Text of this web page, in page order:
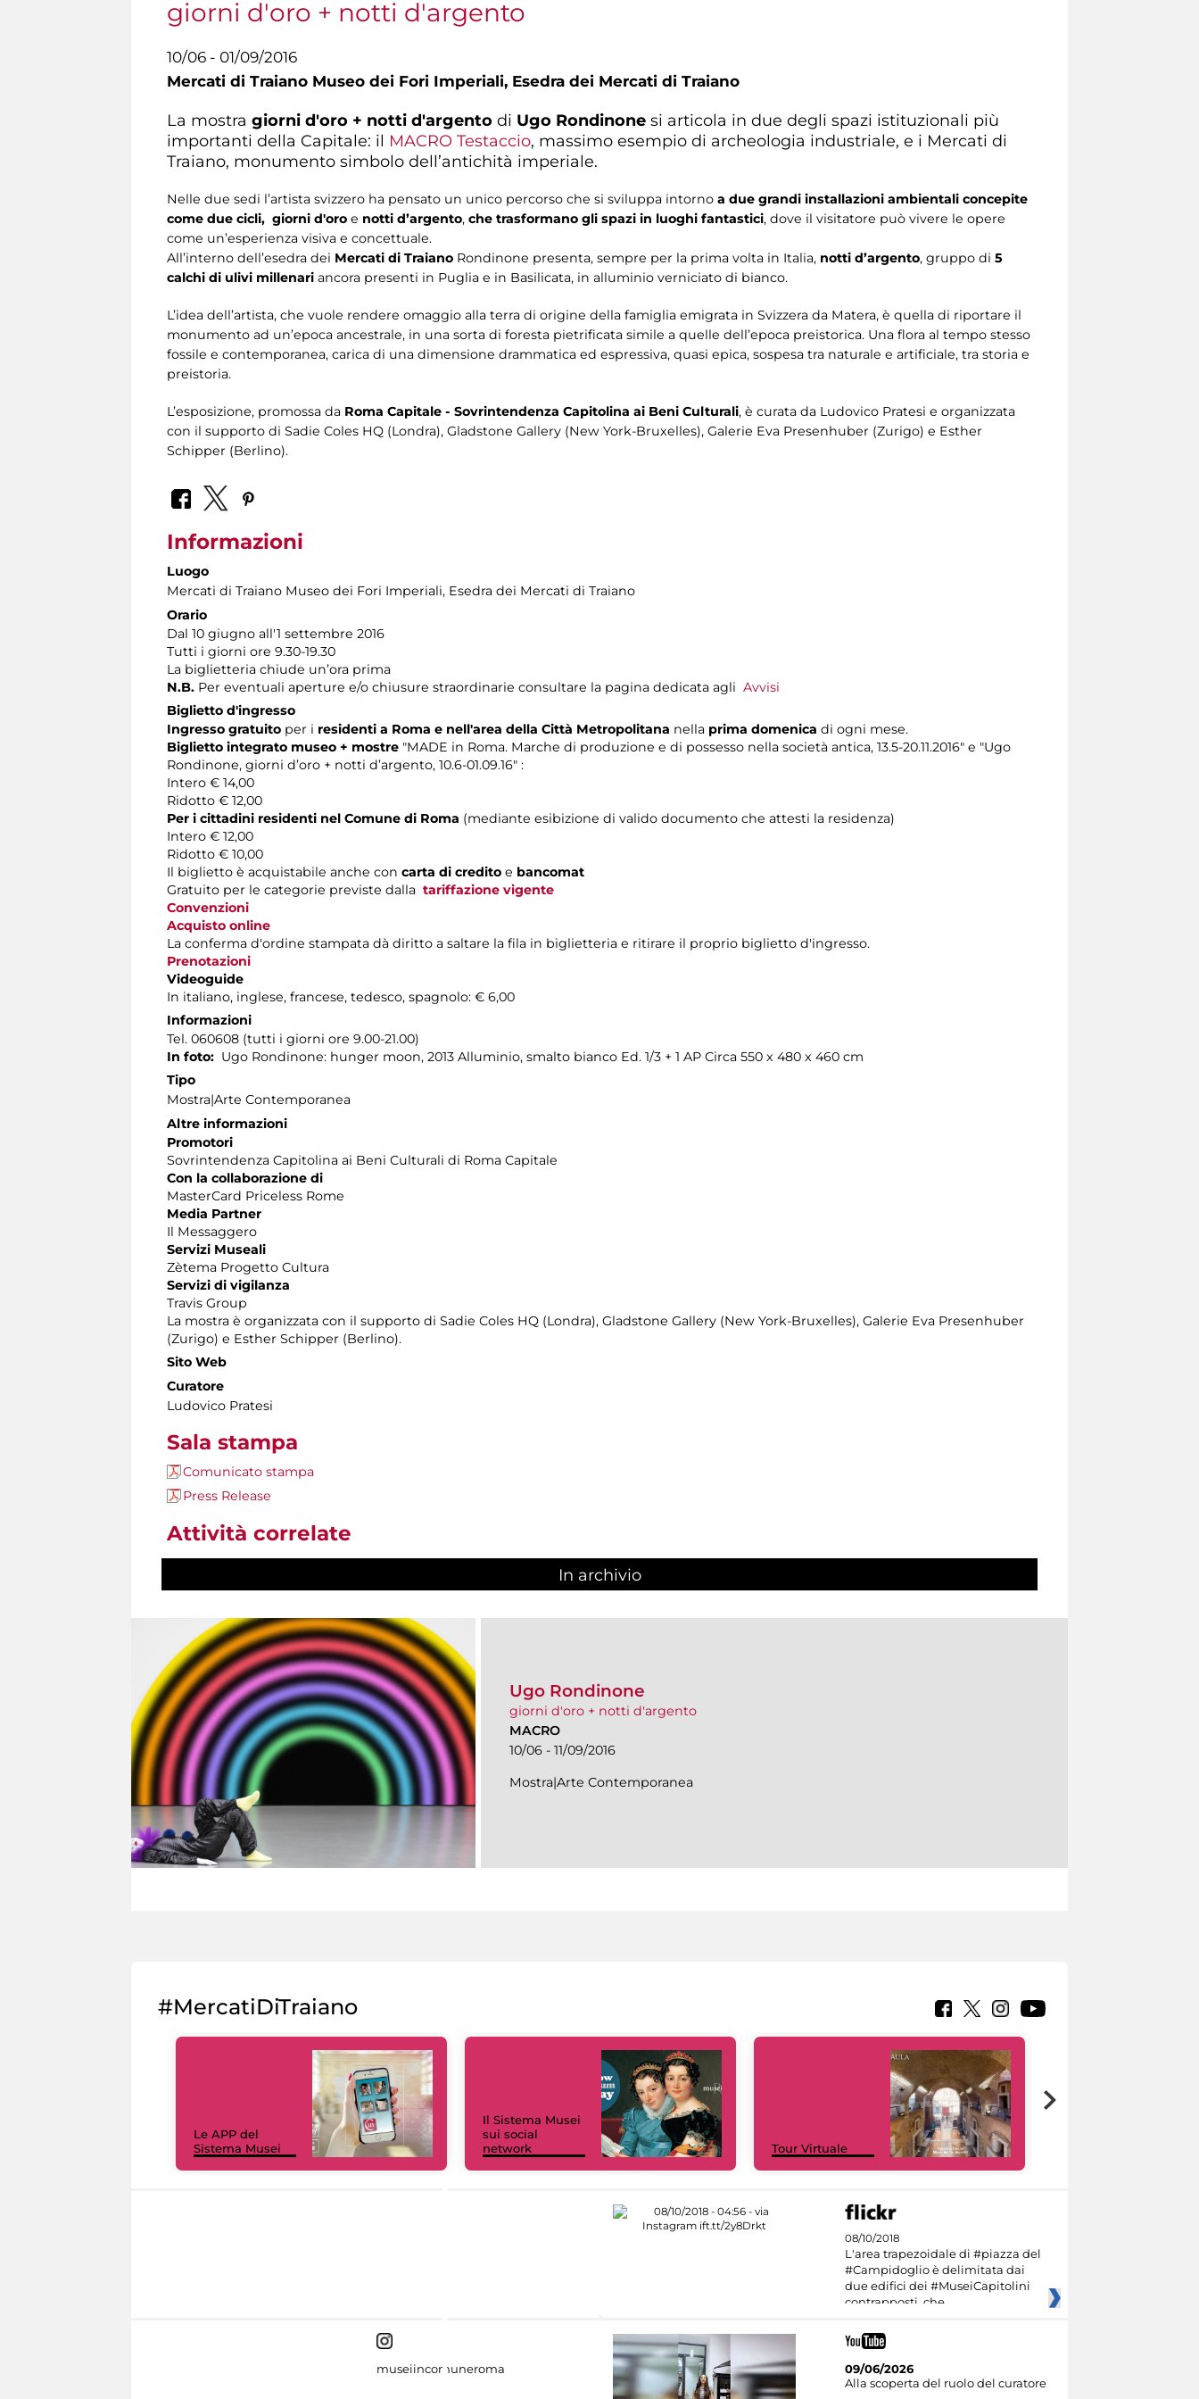
giorni d'oro + notti d'argento
10/06 - 01/09/2016
Mercati di Traiano Museo dei Fori Imperiali, Esedra dei Mercati di Traiano
La mostra giorni d'oro + notti d'argento di Ugo Rondinone si articola in due degli spazi istituzionali più
importanti della Capitale: il MACRO Testaccio, massimo esempio di archeologia industriale, e i Mercati di
Traiano, monumento simbolo dell’antichità imperiale.
Nelle due sedi l’artista svizzero ha pensato un unico percorso che si sviluppa intorno a due grandi installazioni ambientali concepite
come due cicli, giorni d'oro e notti d’argento, che trasformano gli spazi in luoghi fantastici, dove il visitatore può vivere le opere
come un’esperienza visiva e concettuale.
All’interno dell’esedra dei Mercati di Traiano Rondinone presenta, sempre per la prima volta in Italia, notti d’argento, gruppo di 5
calchi di ulivi millenari ancora presenti in Puglia e in Basilicata, in alluminio verniciato di bianco.
L’idea dell’artista, che vuole rendere omaggio alla terra di origine della famiglia emigrata in Svizzera da Matera, è quella di riportare il
monumento ad un’epoca ancestrale, in una sorta di foresta pietrificata simile a quelle dell’epoca preistorica. Una flora al tempo stesso
fossile e contemporanea, carica di una dimensione drammatica ed espressiva, quasi epica, sospesa tra naturale e artificiale, tra storia e
preistoria.
L’esposizione, promossa da Roma Capitale - Sovrintendenza Capitolina ai Beni Culturali, è curata da Ludovico Pratesi e organizzata
con il supporto di Sadie Coles HQ (Londra), Gladstone Gallery (New York-Bruxelles), Galerie Eva Presenhuber (Zurigo) e Esther
Schipper (Berlino).
Informazioni
Luogo
Mercati di Traiano Museo dei Fori Imperiali, Esedra dei Mercati di Traiano
Orario
Dal 10 giugno all'1 settembre 2016
Tutti i giorni ore 9.30-19.30
La biglietteria chiude un’ora prima
N.B. Per eventuali aperture e/o chiusure straordinarie consultare la pagina dedicata agli Avvisi
Biglietto d'ingresso
Ingresso gratuito per i residenti a Roma e nell'area della Città Metropolitana nella prima domenica di ogni mese.
Biglietto integrato museo + mostre "MADE in Roma. Marche di produzione e di possesso nella società antica, 13.5-20.11.2016" e "Ugo
Rondinone, giorni d’oro + notti d’argento, 10.6-01.09.16" :
Intero € 14,00
Ridotto € 12,00
Per i cittadini residenti nel Comune di Roma (mediante esibizione di valido documento che attesti la residenza)
Intero € 12,00
Ridotto € 10,00
Il biglietto è acquistabile anche con carta di credito e bancomat
Gratuito per le categorie previste dalla tariffazione vigente
Convenzioni
Acquisto online
La conferma d'ordine stampata dà diritto a saltare la fila in biglietteria e ritirare il proprio biglietto d'ingresso.
Prenotazioni
Videoguide
In italiano, inglese, francese, tedesco, spagnolo: € 6,00
Informazioni
Tel. 060608 (tutti i giorni ore 9.00-21.00)
In foto: Ugo Rondinone: hunger moon, 2013 Alluminio, smalto bianco Ed. 1/3 + 1 AP Circa 550 x 480 x 460 cm
Tipo
Mostra|Arte Contemporanea
Altre informazioni
Promotori
Sovrintendenza Capitolina ai Beni Culturali di Roma Capitale
Con la collaborazione di
MasterCard Priceless Rome
Media Partner
Il Messaggero
Servizi Museali
Zètema Progetto Cultura
Servizi di vigilanza
Travis Group
La mostra è organizzata con il supporto di Sadie Coles HQ (Londra), Gladstone Gallery (New York-Bruxelles), Galerie Eva Presenhuber
(Zurigo) e Esther Schipper (Berlino).
Sito Web
Curatore
Ludovico Pratesi
Sala stampa
Comunicato stampa
Press Release
Attività correlate
In archivio
Ugo Rondinone
giorni d'oro + notti d'argento
MACRO
10/06 - 11/09/2016
Mostra|Arte Contemporanea
#MercatiDiTraiano
Le APP del
Sistema Musei
Il Sistema Musei
sui social
network
Tour Virtuale
08/10/2018
L'area trapezoidale di #piazza del
#Campidoglio è delimitata dai
due edifici dei #MuseiCapitolini
contrapposti, che
museiincomuneroma
09/06/2026
Alla scoperta del ruolo del curatore